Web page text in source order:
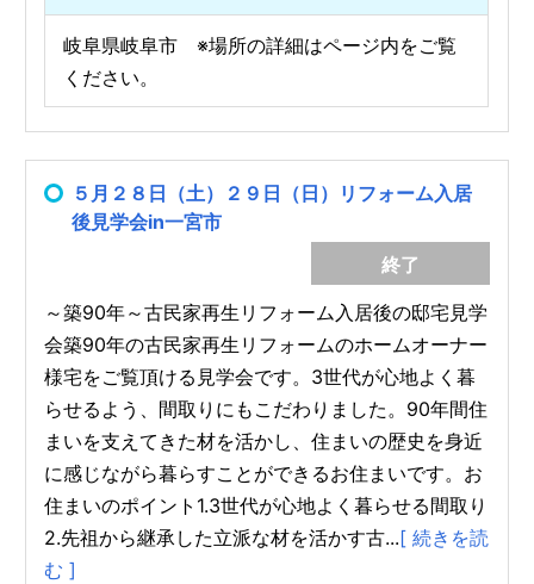
岐阜県岐阜市 ※場所の詳細はページ内をご覧
ください。
５月２８日（土）２９日（日）リフォーム入居
後見学会in一宮市
終了
～築90年～古民家再生リフォーム入居後の邸宅見学
会築90年の古民家再生リフォームのホームオーナー
様宅をご覧頂ける見学会です。3世代が心地よく暮
らせるよう、間取りにもこだわりました。90年間住
まいを支えてきた材を活かし、住まいの歴史を身近
に感じながら暮らすことができるお住まいです。お
住まいのポイント1.3世代が心地よく暮らせる間取り
2.先祖から継承した立派な材を活かす古...[ 続きを読
む ]